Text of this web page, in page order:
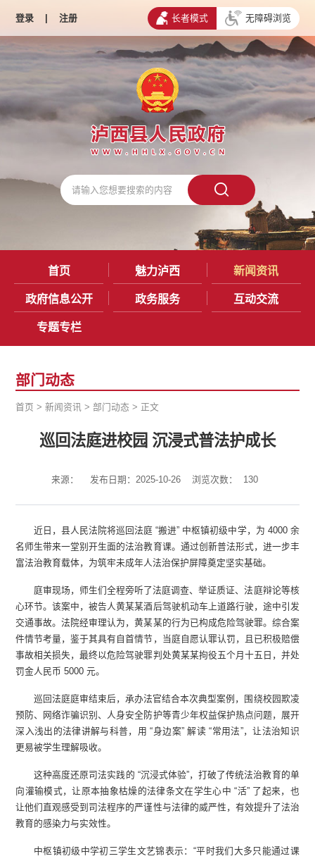
登录 | 注册 长者模式 无障碍浏览
首页 魅力泸西 新闻资讯
政府信息公开 政务服务 互动交流
专题专栏
部门动态
首页 >新闻资讯 >部门动态 > 正文
巡回法庭进校园 沉浸式普法护成长
来源： 发布日期：2025-10-26 浏览次数： 130
近日，县人民法院将巡回法庭 “搬进” 中枢镇初级中学，为 4000 余
名师生带来一堂别开生面的法治教育课。通过创新普法形式，进一步丰
富法治教育载体，为筑牢未成年人法治保护屏障奠定坚实基础。
庭审现场，师生们全程旁听了法庭调查、举证质证、法庭辩论等核
心环节。该案中，被告人黄某某酒后驾驶机动车上道路行驶，途中引发
交通事故。法院经审理认为，黄某某的行为已构成危险驾驶罪。综合案
件情节考量，鉴于其具有自首情节，当庭自愿认罪认罚，且已积极赔偿
事故相关损失，最终以危险驾驶罪判处黄某某拘役五个月十五日，并处
罚金人民币 5000 元。
巡回法庭庭审结束后，承办法官结合本次典型案例，围绕校园欺凌
预防、网络诈骗识别、人身安全防护等青少年权益保护热点问题，展开
深入浅出的法律讲解与科普，用 “身边案” 解读 “常用法”，让法治知识
更易被学生理解吸收。
这种高度还原司法实践的 “沉浸式体验”，打破了传统法治教育的单
向灌输模式，让原本抽象枯燥的法律条文在学生心中 “活” 了起来，也
让他们直观感受到司法程序的严谨性与法律的威严性，有效提升了法治
教育的感染力与实效性。
中枢镇初级中学初三学生文艺锦表示：“平时我们大多只能通过课